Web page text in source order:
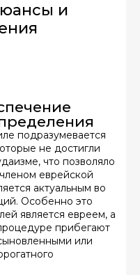
и
подразумевается
не достигли
что позволяло
еврейской
актуальным во
Особенно это
является евреем, а
прибегают
или